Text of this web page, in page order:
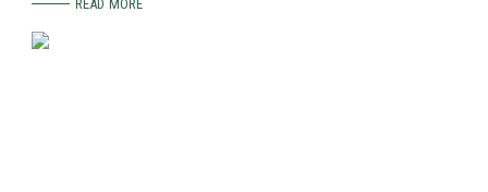
READ MORE